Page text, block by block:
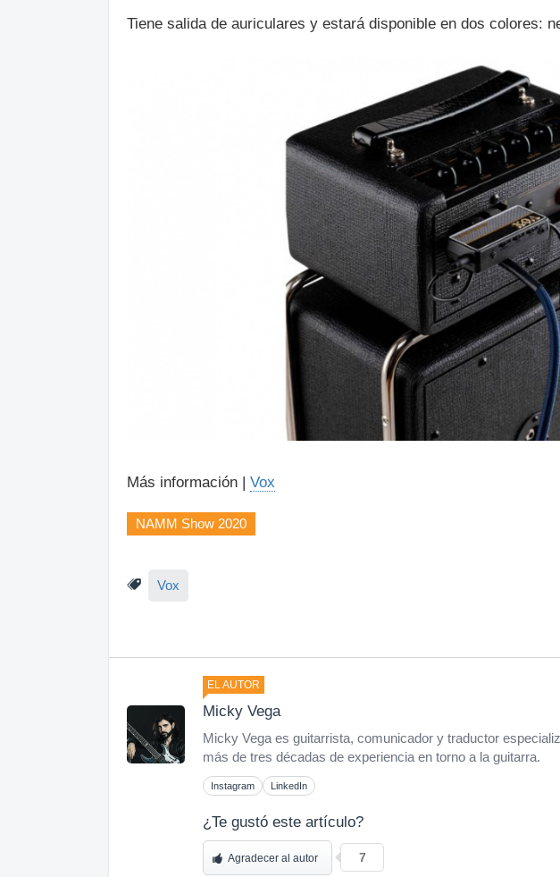
Tiene salida de auriculares y estará disponible en dos colores:
Más información | Vox
NAMM Show 2020
Vox
EL AUTOR
Micky Vega
Micky Vega es guitarrista, comunicador y traductor
más de tres décadas de experiencia en torno a la guitarra.
Instagram LinkedIn
¿Te gustó este artículo?
Agradecer al autor 7